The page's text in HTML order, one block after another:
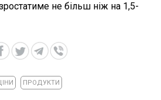
не більш ніж на 1,5-
ПРОДУКТИ